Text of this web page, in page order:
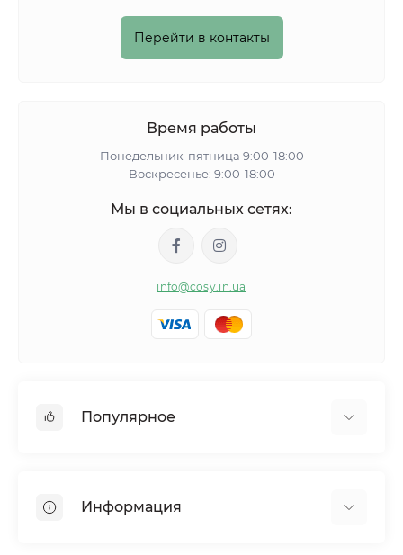
Перейти в контакты
Время работы
Понедельник-пятница 9:00-18:00
Воскресенье: 9:00-18:00
Мы в социальных сетях:
info@cosy.in.ua
Популярное
Тапочки
Информация